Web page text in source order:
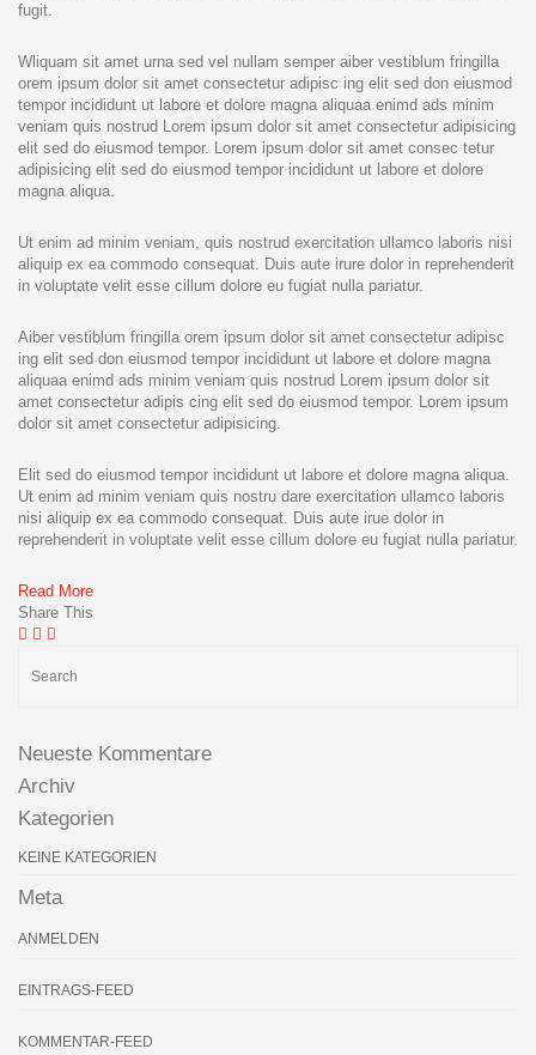
fugit.
Wliquam sit amet urna sed vel nullam semper aiber vestiblum fringilla
orem ipsum dolor sit amet consectetur adipisc ing elit sed don eiusmod
tempor incididunt ut labore et dolore magna aliquaa enimd ads minim
veniam quis nostrud Lorem ipsum dolor sit amet consectetur adipisicing
elit sed do eiusmod tempor. Lorem ipsum dolor sit amet consec tetur
adipisicing elit sed do eiusmod tempor incididunt ut labore et dolore
magna aliqua.
Ut enim ad minim veniam, quis nostrud exercitation ullamco laboris nisi
aliquip ex ea commodo consequat. Duis aute irure dolor in reprehenderit
in voluptate velit esse cillum dolore eu fugiat nulla pariatur.
Aiber vestiblum fringilla orem ipsum dolor sit amet consectetur adipisc
ing elit sed don eiusmod tempor incididunt ut labore et dolore magna
aliquaa enimd ads minim veniam quis nostrud Lorem ipsum dolor sit
amet consectetur adipis cing elit sed do eiusmod tempor. Lorem ipsum
dolor sit amet consectetur adipisicing.
Elit sed do eiusmod tempor incididunt ut labore et dolore magna aliqua.
Ut enim ad minim veniam quis nostru dare exercitation ullamco laboris
nisi aliquip ex ea commodo consequat. Duis aute irue dolor in
reprehenderit in voluptate velit esse cillum dolore eu fugiat nulla pariatur.
Read More
Share This
Neueste Kommentare
Archiv
Kategorien
KEINE KATEGORIEN
Meta
ANMELDEN
EINTRAGS-FEED
KOMMENTAR-FEED